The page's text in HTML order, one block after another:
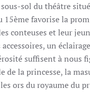
sol du théâtre
15ème favorise la
conteuses et leur
un
suffisent à nous
de la princesse, la
ors du royaume du